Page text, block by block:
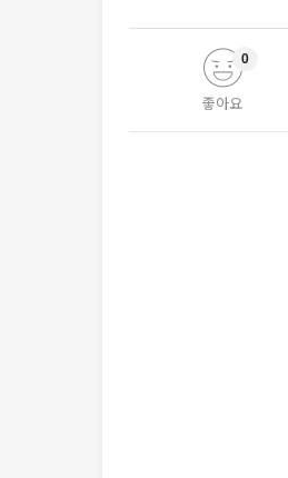
좋아요
0